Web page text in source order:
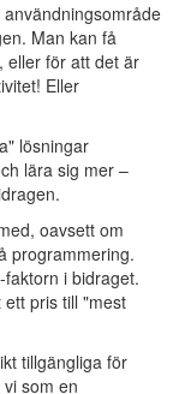
Man kan få
eller för att det är
Eller
lösningar
lära sig mer –
oavsett om
programmering.
i bidraget.
pris till "mest
tillgängliga för
som en